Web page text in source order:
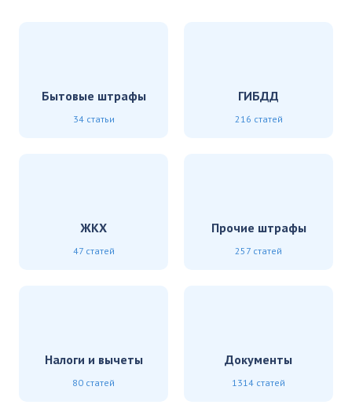
Бытовые штрафы
34 статьи
ГИБДД
216 статей
ЖКХ
47 статей
Прочие штрафы
257 статей
Налоги и вычеты
80 статей
Документы
1314 статей